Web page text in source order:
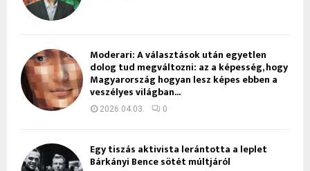
Moderari: A választások után egyetlen
dolog tud megváltozni: az a képesség, hogy
Magyarország hogyan lesz képes ebben a
veszélyes világban...
2026.04.03. 0
Egy tiszás aktivista lerántotta a leplet
Bárkányi Bence sötét múltjáról